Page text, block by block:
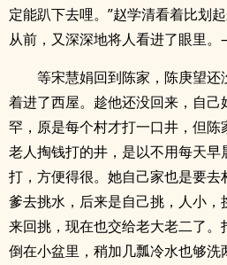
定能趴下去哩。”赵学清看着比划
从前，又深深地将人看进了眼里
等宋慧娟回到陈家，陈庚望
着进了西屋。趁他还没回来，自
罕，原是每个村才打一口井，但
老人掏钱打的井，是以不用每天
打，方便得很。她自己家也是要
爹去挑水，后来是自己挑，人小
来回挑，现在也交给老大老二了
倒在小盆里，稍加几瓢冷水也够